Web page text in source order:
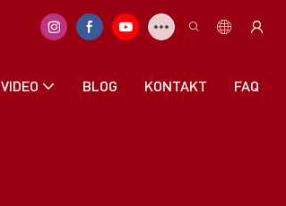
VIDEO BLOG KONTAKT FAQ